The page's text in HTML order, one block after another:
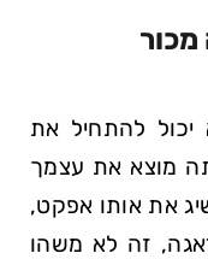
להתחיל את
מוצא את עצמך
את אותו אפקט,
זה לא​ משהו